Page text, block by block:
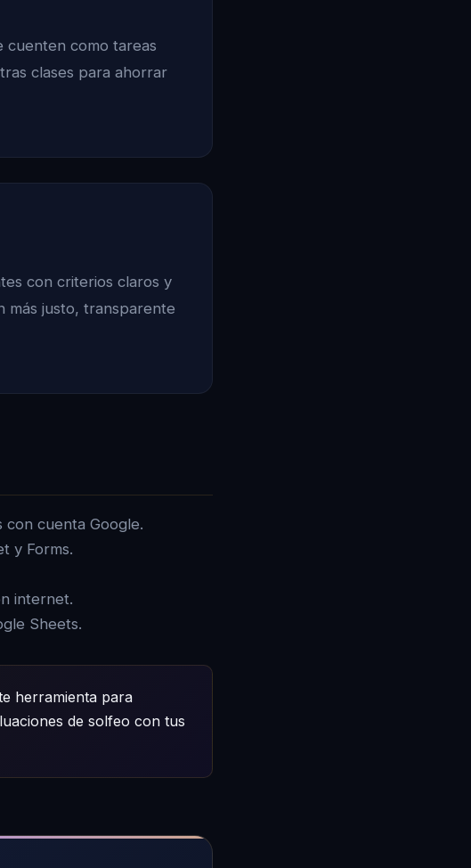
cuenten como tareas
clases para ahorrar
con criterios claros y
más justo, transparente
con cuenta Google.
y Forms.
internet.
Sheets.
herramienta para
de solfeo con tus